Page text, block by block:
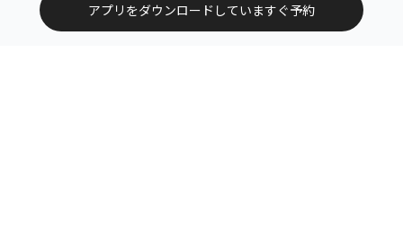
アプリをダウンロードしていますぐ予約